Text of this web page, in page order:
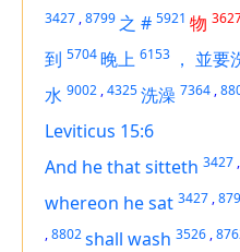
3427 ,8799 之 # 5921 物
到 5704晚上 6153 ， 並要
水 9002 ,4325洗澡 7364 ,
Leviticus 15:6
And he that sitteth 3427 ,
whereon he sat 3427 ,
,8802shall wash 3526 ,